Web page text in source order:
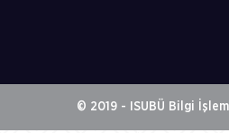
© 2019 - ISUBÜ Bilgi